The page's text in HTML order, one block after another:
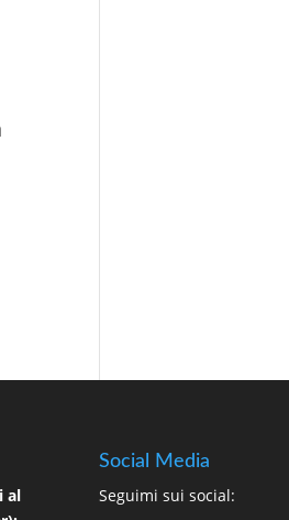
al
Social Media
Seguimi sui social: